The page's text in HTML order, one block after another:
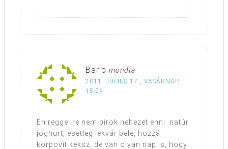
Barib mondta
2011. JÚLIUS 17., VASÁRNAP,
15:24
Én reggelire nem bírok nehezet enni: natúr
joghurt, esetleg lekvár bele, hozzá
korpovit keksz, de van olyan nap is, hogy